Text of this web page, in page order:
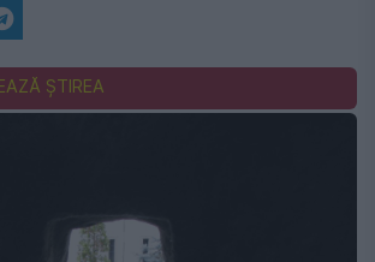
ȘTIREA